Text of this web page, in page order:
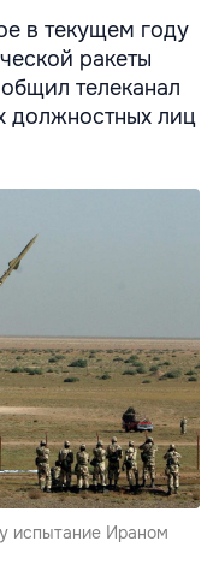
в текущем году
ракеты
телеканал
должностных лиц
испытание Ираном